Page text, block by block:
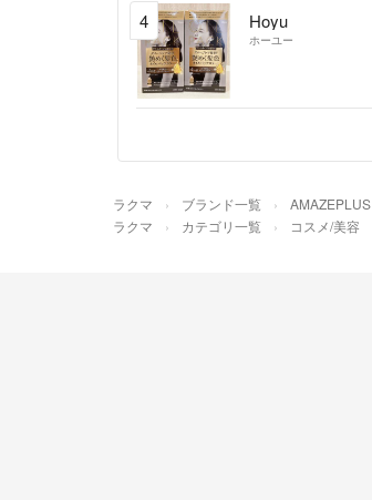
4 Hoyu
ホーユー
ラクマ ブランド一覧
ラクマ カテゴリ一覧 コスメ/美容